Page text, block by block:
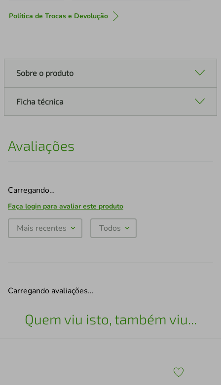
Política de Trocas e Devolução
Sobre o produto
Ficha técnica
Avaliações
Carregando…
Faça login para avaliar este produto
Mais recentes Todos
Carregando avaliações…
Quem viu isto, também viu...